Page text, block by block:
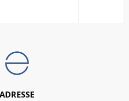
ADRESSE